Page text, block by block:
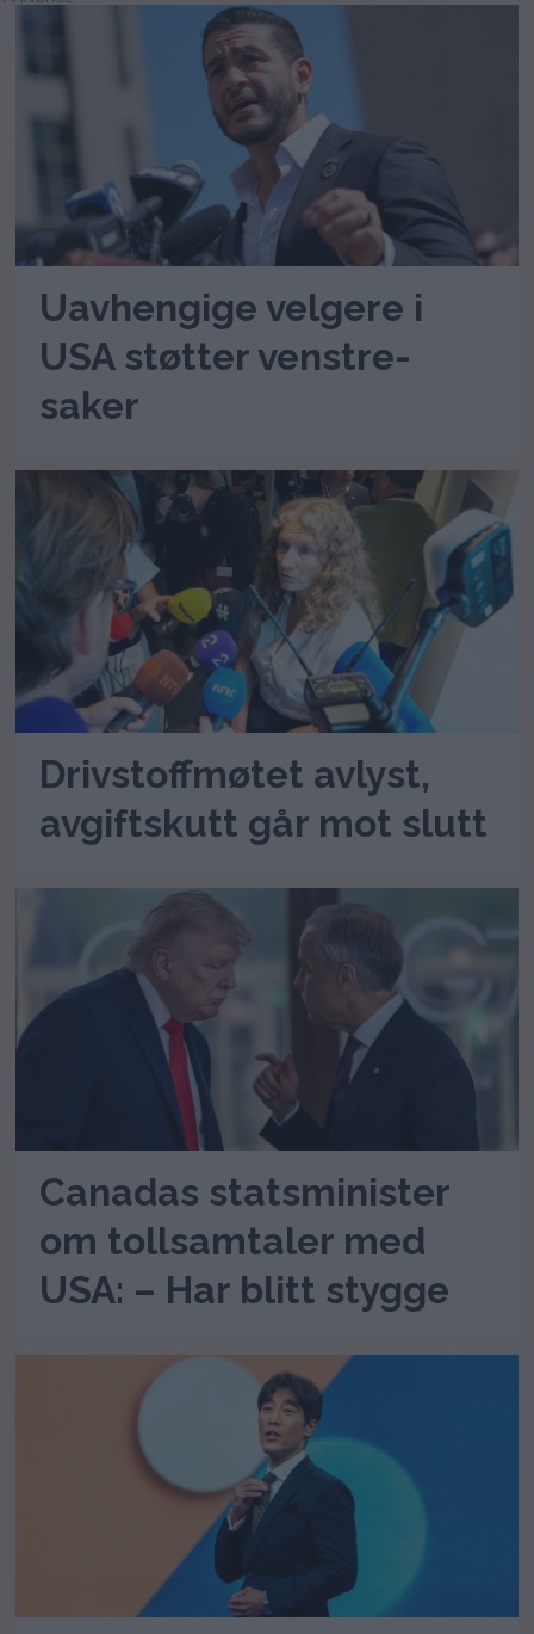
Uavhengige velgere i
USA støtter venstre-
saker
Drivstoffmøtet avlyst,
avgiftskutt går mot slutt
Canadas statsminister
om tollsamtaler med
USA: – Har blitt stygge